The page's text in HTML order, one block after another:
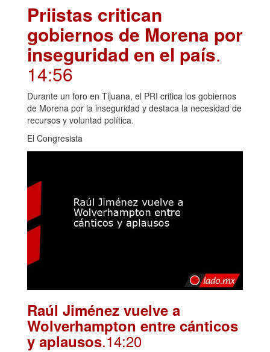
Priistas critican
gobiernos de Morena por
inseguridad en el país.
14:56
Durante un foro en Tijuana, el PRI critica los gobiernos
de Morena por la inseguridad y destaca la necesidad de
recursos y voluntad política.
El Congresista
Raúl Jiménez vuelve a
Wolverhampton entre cánticos
y aplausos.14:20